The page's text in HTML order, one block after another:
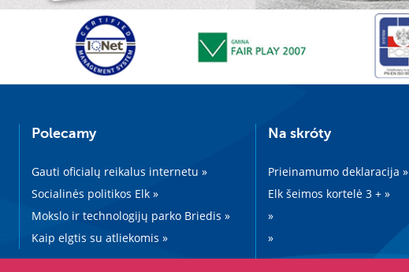
Polecamy
Gauti oficialų reikalus internetu »
Socialinės politikos Elk »
Mokslo ir technologijų parko Briedis »
Kaip elgtis su atliekomis »
Na skróty
Prieinamumo deklaracija »
Elk šeimos kortelė 3 + »
»
»
»